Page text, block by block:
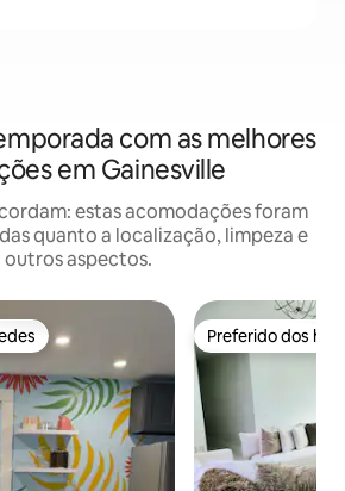
com as melhores
em Gainesville
estas acomodações foram
quanto a localização, limpeza e
outros aspectos.
Preferido dos
Preferido dos